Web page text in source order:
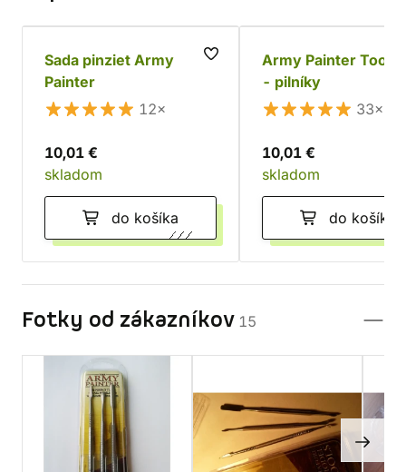
Sada pinziet Army
Painter
12×
10,01 €
skladom
do košíka
Army Painter Tool
- pilníky
33×
10,01 €
skladom
do košíka
Fotky od zákazníkov 15